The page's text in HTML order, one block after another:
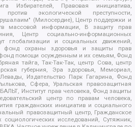
Избирателей, Правовая инициатива,
экологической преступности,
(Милосердие), Центр поддержки и
массовой информации, В защиту прав
Центр социально-информационных
глобализации и социальных движений,
фонд охраны здоровья и защиты прав
фонд помощи осужденным и их семьям, Фонд
тайга, Так-Так-Так, центр Сова, центр
губерния, Эра здоровья, Мемориал,
Издательство Парк Гагарина, Фонд
Сфера, Уральская правозащитная
Институт прав человека, Фонд защиты
центр по правам человека,
гражданских инициатив и социального
правозащитный центр, Гражданское
социологических исследований, Сутяжник,